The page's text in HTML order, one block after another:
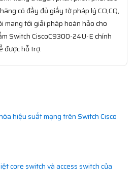
có đầy đủ giấy tờ pháp lý CO,CQ,
mang tới giải pháp hoàn hảo cho
Switch CiscoC9300-24U-E chính
được hỗ trợ.
hiệu suất mạng trên Switch Cisco
core switch và access switch của